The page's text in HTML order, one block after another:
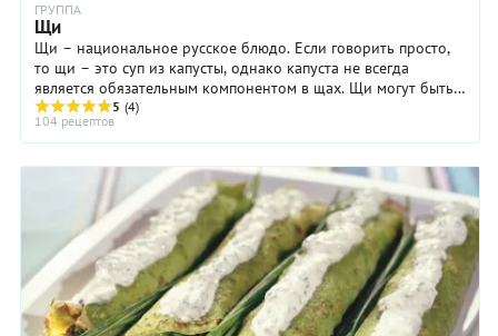
ГРУППА
Щи
Щи – национальное русское блюдо. Если говорить просто,
то щи – это суп из капусты, однако капуста не всегда
является обязательным компонентом в щах. Щи могут быть
и из других растений, например из ...
5 (4)
104 рецептов